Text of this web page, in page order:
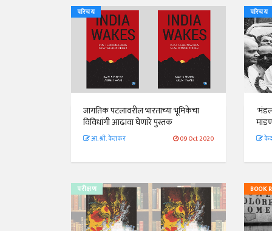
परिचय
जागतिक पटलावरील भारताच्या भूमिकेचा
विविधांगी आढावा घेणारे पुस्तक
आ. श्री. केतकर 09 Oct 2020
परिचय
परीक्षण BOOK